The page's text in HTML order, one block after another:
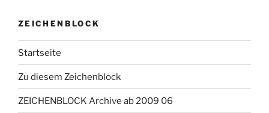
ZEICHENBLOCK
Startseite
Zu diesem Zeichenblock
ZEICHENBLOCK Archive ab 2009 06